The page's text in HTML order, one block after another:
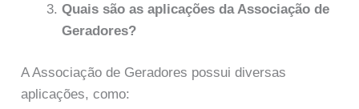
Quais são as aplicações da Associação de
Geradores?
A Associação de Geradores possui diversas
aplicações, como: